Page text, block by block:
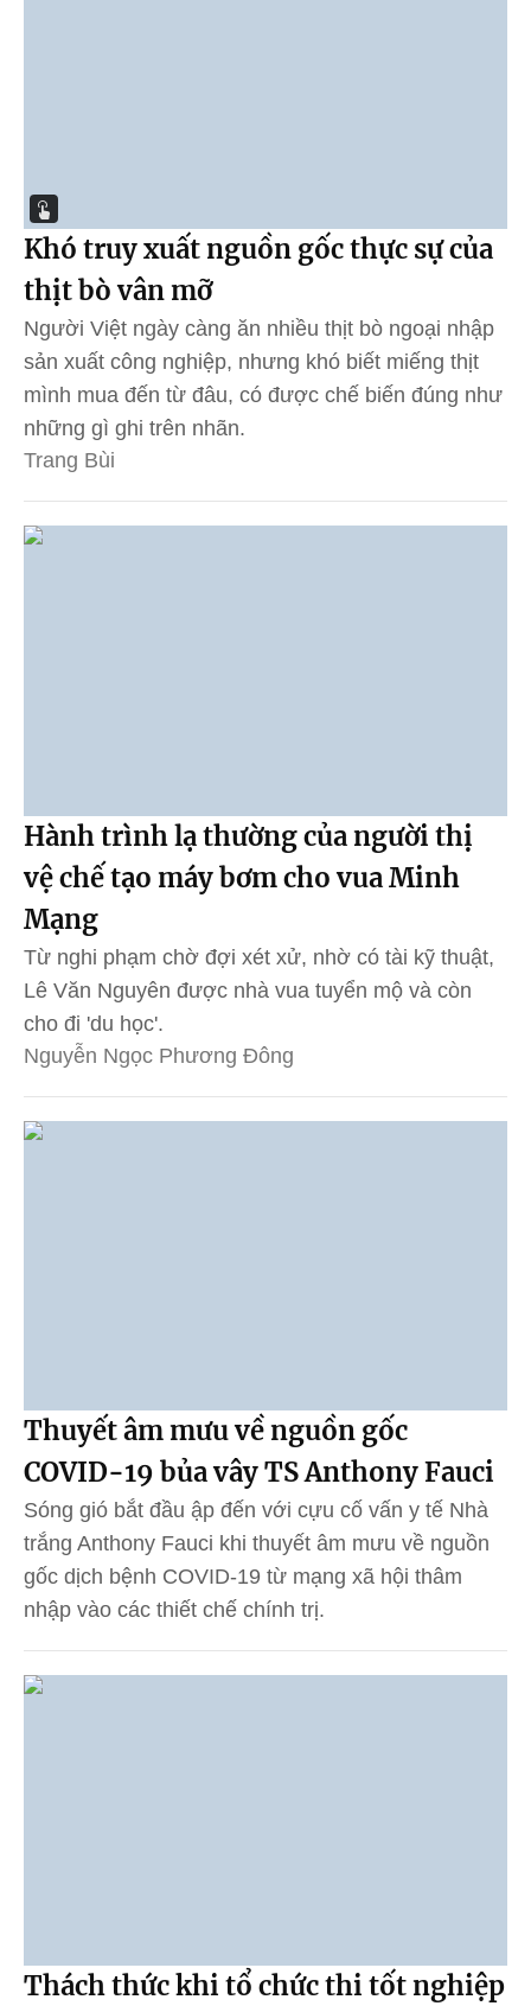
Khó truy xuất nguồn gốc thực sự của
thịt bò vân mỡ
Người Việt ngày càng ăn nhiều thịt bò ngoại nhập
sản xuất công nghiệp, nhưng khó biết miếng thịt
mình mua đến từ đâu, có được chế biến đúng như
những gì ghi trên nhãn.
Trang Bùi
Hành trình lạ thường của người thị
vệ chế tạo máy bơm cho vua Minh
Mạng
Từ nghi phạm chờ đợi xét xử, nhờ có tài kỹ thuật,
Lê Văn Nguyên được nhà vua tuyển mộ và còn
cho đi 'du học'.
Nguyễn Ngọc Phương Đông
Thuyết âm mưu về nguồn gốc
COVID-19 bủa vây TS Anthony Fauci
Sóng gió bắt đầu ập đến với cựu cố vấn y tế Nhà
trắng Anthony Fauci khi thuyết âm mưu về nguồn
gốc dịch bệnh COVID-19 từ mạng xã hội thâm
nhập vào các thiết chế chính trị.
Thách thức khi tổ chức thi tốt nghiệp